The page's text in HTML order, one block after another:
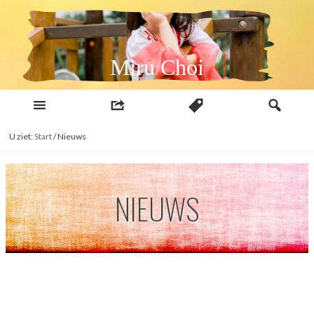
inhoud
Miru Choi
U ziet:Start/Nieuws
NIEUWS